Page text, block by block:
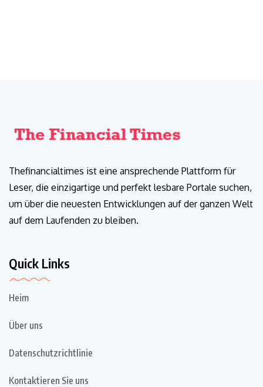
Thefinancialtimes ist eine ansprechende Plattform für
Leser, die einzigartige und perfekt lesbare Portale suchen,
um über die neuesten Entwicklungen auf der ganzen Welt
auf dem Laufenden zu bleiben.
Quick Links
Heim
Über uns
Datenschutzrichtlinie
Kontaktieren Sie uns